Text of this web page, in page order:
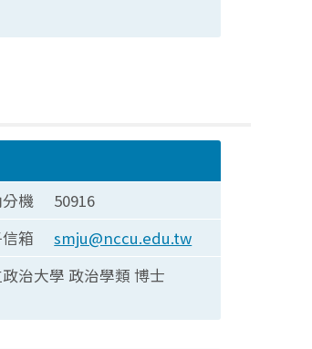
機
50916
箱
smju@nccu.edu.tw
治大學 政治學類 博士